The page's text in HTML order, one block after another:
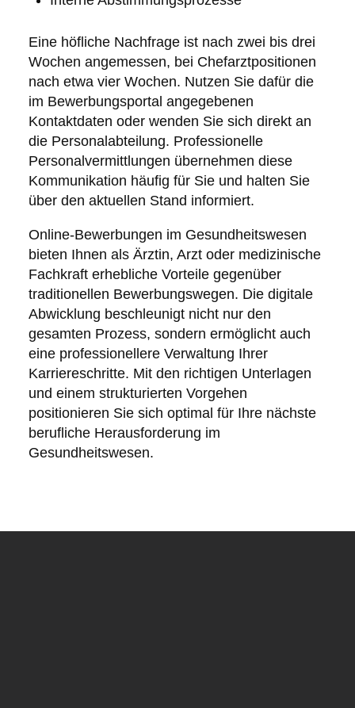
Eine höfliche Nachfrage ist nach zwei bis drei
Wochen angemessen, bei Chefarztpositionen
nach etwa vier Wochen. Nutzen Sie dafür die
im Bewerbungsportal angegebenen
Kontaktdaten oder wenden Sie sich direkt an
die Personalabteilung. Professionelle
Personalvermittlungen übernehmen diese
Kommunikation häufig für Sie und halten Sie
über den aktuellen Stand informiert.
Online-Bewerbungen im Gesundheitswesen
bieten Ihnen als Ärztin, Arzt oder medizinische
Fachkraft erhebliche Vorteile gegenüber
traditionellen Bewerbungswegen. Die digitale
Abwicklung beschleunigt nicht nur den
gesamten Prozess, sondern ermöglicht auch
eine professionellere Verwaltung Ihrer
Karriereschritte. Mit den richtigen Unterlagen
und einem strukturierten Vorgehen
positionieren Sie sich optimal für Ihre nächste
berufliche Herausforderung im
Gesundheitswesen.